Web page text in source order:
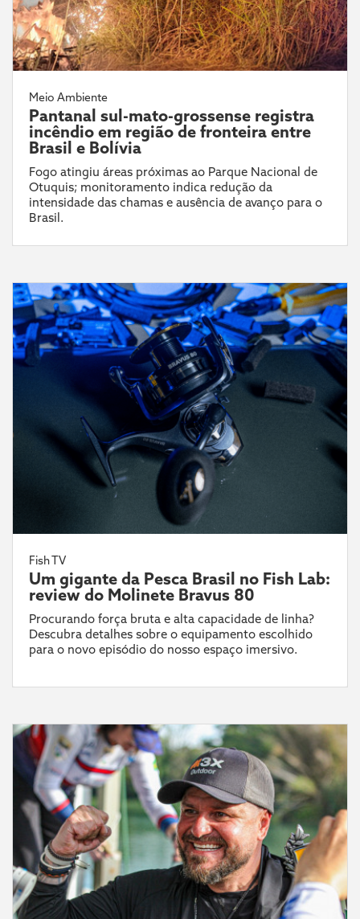
Meio Ambiente
Pantanal sul-mato-grossense registra
incêndio em região de fronteira entre
Brasil e Bolívia
Fogo atingiu áreas próximas ao Parque Nacional de
Otuquis; monitoramento indica redução da
intensidade das chamas e ausência de avanço para o
Brasil.
Fish TV
Um gigante da Pesca Brasil no Fish Lab:
review do Molinete Bravus 80
Procurando força bruta e alta capacidade de linha?
Descubra detalhes sobre o equipamento escolhido
para o novo episódio do nosso espaço imersivo.